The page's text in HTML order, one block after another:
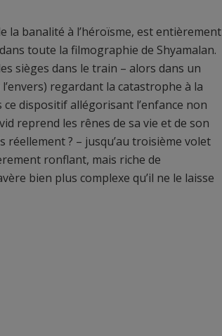
banalité à l’héroïsme, est entièrement
toute la filmographie de Shyamalan.
sièges dans le train – alors dans un
regardant la catastrophe à la
dispositif allégorisant l’enfance non
reprend les rênes de sa vie et de son
? – jusqu’au troisième volet
ronflant, mais riche de
bien plus complexe qu’il ne le laisse